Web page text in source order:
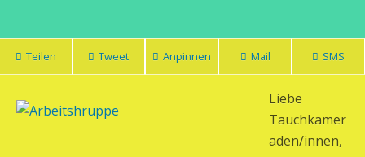
Teilen Tweet Anpinnen Mail SMS
Liebe
Tauchkamer
aden/innen,